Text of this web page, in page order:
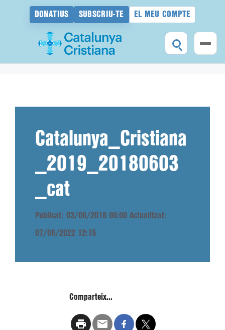
DONATIUS SUBSCRIU-TE EL MEU COMPTE
Catalunya_Cristiana
_2019_20180603
_cat
Publicat: 03/06/2018 00:00 Actualitzat:
07/06/2022 12:15
Comparteix...